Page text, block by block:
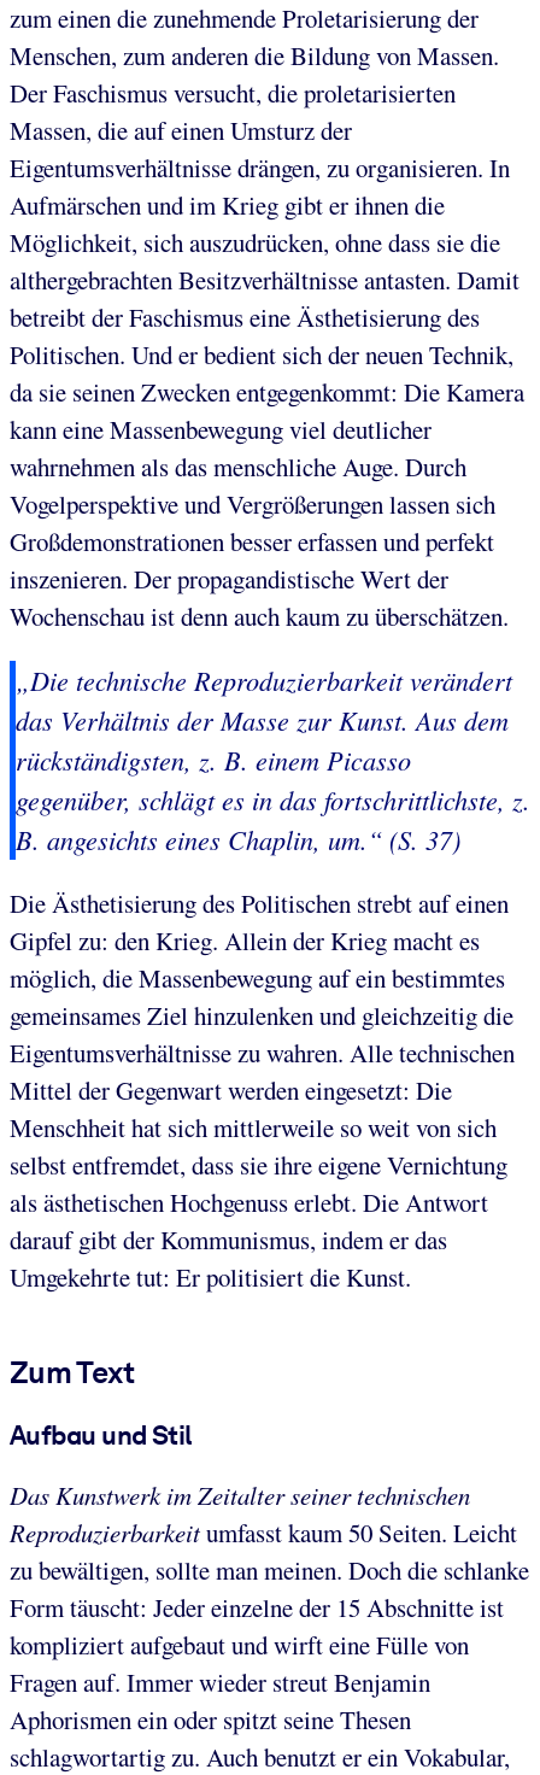
zum einen die zunehmende Proletarisierung der
Menschen, zum anderen die Bildung von Massen.
Der Faschismus versucht, die proletarisierten
Massen, die auf einen Umsturz der
Eigentumsverhältnisse drängen, zu organisieren. In
Aufmärschen und im Krieg gibt er ihnen die
Möglichkeit, sich auszudrücken, ohne dass sie die
althergebrachten Besitzverhältnisse antasten. Damit
betreibt der Faschismus eine Ästhetisierung des
Politischen. Und er bedient sich der neuen Technik,
da sie seinen Zwecken entgegenkommt: Die Kamera
kann eine Massenbewegung viel deutlicher
wahrnehmen als das menschliche Auge. Durch
Vogelperspektive und Vergrößerungen lassen sich
Großdemonstrationen besser erfassen und perfekt
inszenieren. Der propagandistische Wert der
Wochenschau ist denn auch kaum zu überschätzen.
„Die technische Reproduzierbarkeit verändert
das Verhältnis der Masse zur Kunst. Aus dem
rückständigsten, z. B. einem Picasso
gegenüber, schlägt es in das fortschrittlichste, z.
B. angesichts eines Chaplin, um.“ (S. 37)
Die Ästhetisierung des Politischen strebt auf einen
Gipfel zu: den Krieg. Allein der Krieg macht es
möglich, die Massenbewegung auf ein bestimmtes
gemeinsames Ziel hinzulenken und gleichzeitig die
Eigentumsverhältnisse zu wahren. Alle technischen
Mittel der Gegenwart werden eingesetzt: Die
Menschheit hat sich mittlerweile so weit von sich
selbst entfremdet, dass sie ihre eigene Vernichtung
als ästhetischen Hochgenuss erlebt. Die Antwort
darauf gibt der Kommunismus, indem er das
Umgekehrte tut: Er politisiert die Kunst.
Zum Text
Aufbau und Stil
Das Kunstwerk im Zeitalter seiner technischen
Reproduzierbarkeitumfasst kaum 50 Seiten. Leicht
zu bewältigen, sollte man meinen. Doch die schlanke
Form täuscht: Jeder einzelne der 15 Abschnitte ist
kompliziert aufgebaut und wirft eine Fülle von
Fragen auf. Immer wieder streut Benjamin
Aphorismen ein oder spitzt seine Thesen
schlagwortartig zu. Auch benutzt er ein Vokabular,